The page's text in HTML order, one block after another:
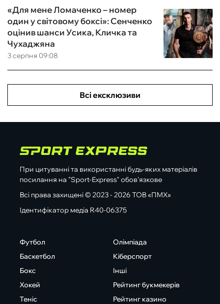
3 серпня 09:08
«Для мене Ломаченко – номер
один у світовому боксі»: Сенченко
оцінив шанси Усика, Кличка та
Чухаджяна
Всі ексклюзиви
При цитуванні та використанні будь-яких матеріалів
посилання на "Sport-Express" обов'язкове
Всі права захищені © 2023 - 2026 ТОВ «ПМХ»
Ідентифікатор медіа R40-06375
Футбол
Баскетбол
Бокс
Хокей
Теніс
Олімпіада
Кіберспорт
Інші
Рейтинг букмекерів
Рейтинг казино